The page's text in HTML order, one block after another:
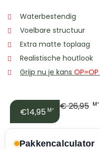
Waterbestendig
Voelbare structuur
Extra matte toplaag
Realistische houtlook
Grijp nu je kans OP=OP
€14,95 M² €26,95 M²
Pakkencalculator